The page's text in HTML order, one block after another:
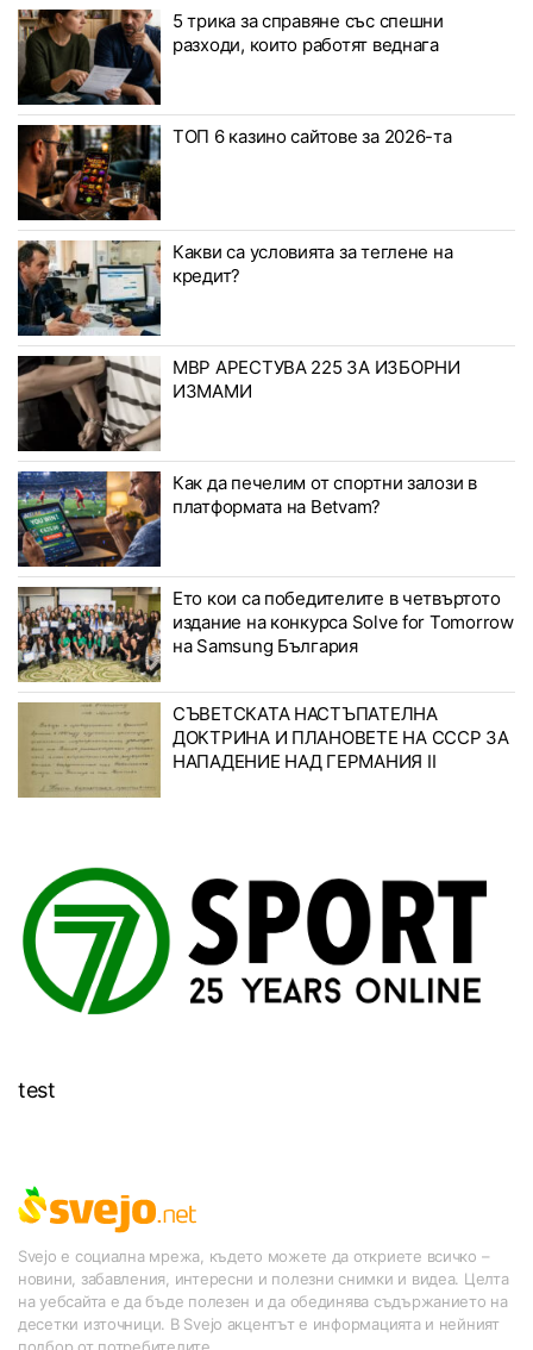
5 трика за справяне със спешни
разходи, които работят веднага
ТОП 6 казино сайтове за 2026-та
Какви са условията за теглене на
кредит?
МВР АРЕСТУВА 225 ЗА ИЗБОРНИ
ИЗМАМИ
Как да печелим от спортни залози в
платформата на Betvam?
Ето кои са победителите в четвъртото
издание на конкурса Solve for Tomorrow
на Samsung България
СЪВЕТСКАТА НАСТЪПАТЕЛНА
ДОКТРИНА И ПЛАНОВЕТЕ НА СССР ЗА
НАПАДЕНИЕ НАД ГЕРМАНИЯ II
test
Svejo е социална мрежа, където можете да откриете всичко –
новини, забавления, интересни и полезни снимки и видеа. Целта
на уебсайта е да бъде полезен и да обединява съдържанието на
десетки източници. В Svejo акцентът е информацията и нейният